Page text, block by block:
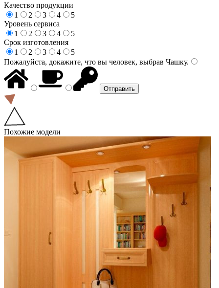
Качество продукции
1
2 3 4
5
Уровень сервиса
1
2 3 4
5
Срок изготовления
1
2 3 4
5
Пожалуйста, докажите, что вы человек, выбрав Чашку.
Похожие модели